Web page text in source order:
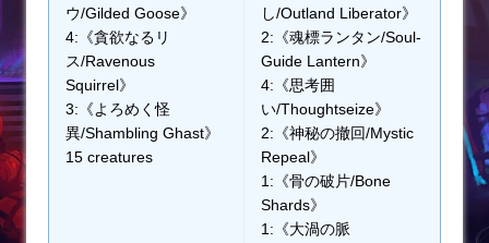
ウ/Gilded Goose》
4:《貪欲なるリ
ス/Ravenous
Squirrel》
3:《よろめく怪
異/Shambling Ghast》
15 creatures
し/Outland Liberator》
2:《魂標ランタン/Soul-
Guide Lantern》
4:《思考囲
い/Thoughtseize》
2:《神秘の撤回/Mystic
Repeal》
1:《骨の破片/Bone
Shards》
1:《大渦の脈